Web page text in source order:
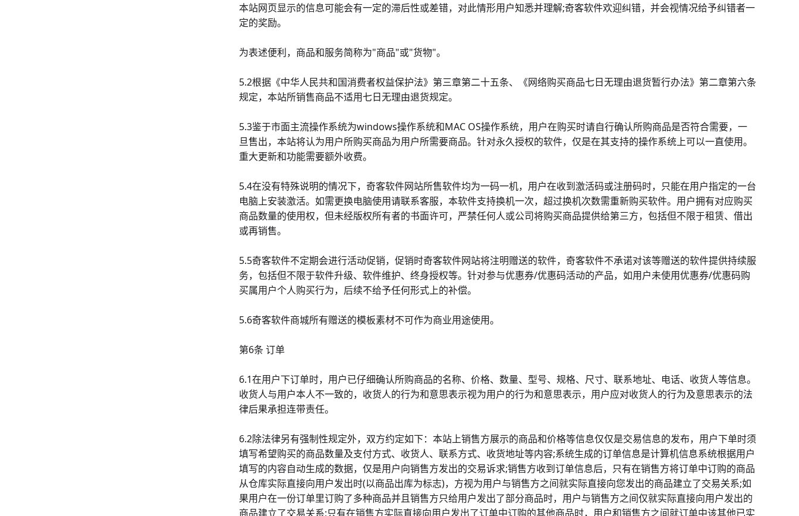
本站网页显示的信息可能会有一定的滞后性或差错，对此情形用户知悉并理解;奇客软件欢迎纠错，并会视情况给予纠错者一
定的奖励。
为表述便利，商品和服务简称为"商品"或"货物"。
5.2根据《中华人民共和国消费者权益保护法》第三章第二十五条、《网络购买商品七日无理由退货暂行办法》第二章第六条
规定，本站所销售商品不适用七日无理由退货规定。
5.3鉴于市面主流操作系统为windows操作系统和MAC OS操作系统，用户在购买时请自行确认所购商品是否符合需要，一
旦售出，本站将认为用户所购买商品为用户所需要商品。针对永久授权的软件，仅是在其支持的操作系统上可以一直使用。
重大更新和功能需要额外收费。
5.4在没有特殊说明的情况下，奇客软件网站所售软件均为一码一机，用户在收到激活码或注册码时，只能在用户指定的一台
电脑上安装激活。如需更换电脑使用请联系客服，本软件支持换机一次，超过换机次数需重新购买软件。用户拥有对应购买
商品数量的使用权，但未经版权所有者的书面许可，严禁任何人或公司将购买商品提供给第三方，包括但不限于租赁、借出
或再销售。
5.5奇客软件不定期会进行活动促销，促销时奇客软件网站将注明赠送的软件，奇客软件不承诺对该等赠送的软件提供持续服
务，包括但不限于软件升级、软件维护、终身授权等。针对参与优惠券/优惠码活动的产品，如用户未使用优惠券/优惠码购
买属用户个人购买行为，后续不给予任何形式上的补偿。
5.6奇客软件商城所有赠送的模板素材不可作为商业用途使用。
第6条 订单
6.1在用户下订单时，用户已仔细确认所购商品的名称、价格、数量、型号、规格、尺寸、联系地址、电话、收货人等信息。
收货人与用户本人不一致的，收货人的行为和意思表示视为用户的行为和意思表示，用户应对收货人的行为及意思表示的法
律后果承担连带责任。
6.2除法律另有强制性规定外，双方约定如下：本站上销售方展示的商品和价格等信息仅仅是交易信息的发布，用户下单时须
填写希望购买的商品数量及支付方式、收货人、联系方式、收货地址等内容;系统生成的订单信息是计算机信息系统根据用户
填写的内容自动生成的数据，仅是用户向销售方发出的交易诉求;销售方收到订单信息后，只有在销售方将订单中订购的商品
从仓库实际直接向用户发出时(以商品出库为标志)，方视为用户与销售方之间就实际直接向您发出的商品建立了交易关系;如
果用户在一份订单里订购了多种商品并且销售方只给用户发出了部分商品时，用户与销售方之间仅就实际直接向用户发出的
商品建立了交易关系;只有在销售方实际直接向用户发出了订单中订购的其他商品时，用户和销售方之间就订单中该其他已实